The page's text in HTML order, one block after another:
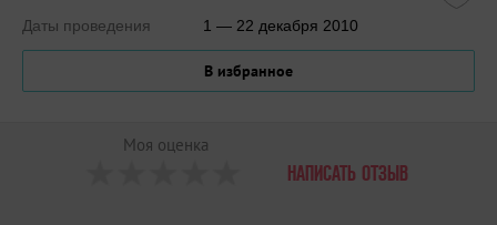
Даты проведения 1 — 22 декабря 2010
В избранное
Моя оценка
НАПИСАТЬ ОТЗЫВ